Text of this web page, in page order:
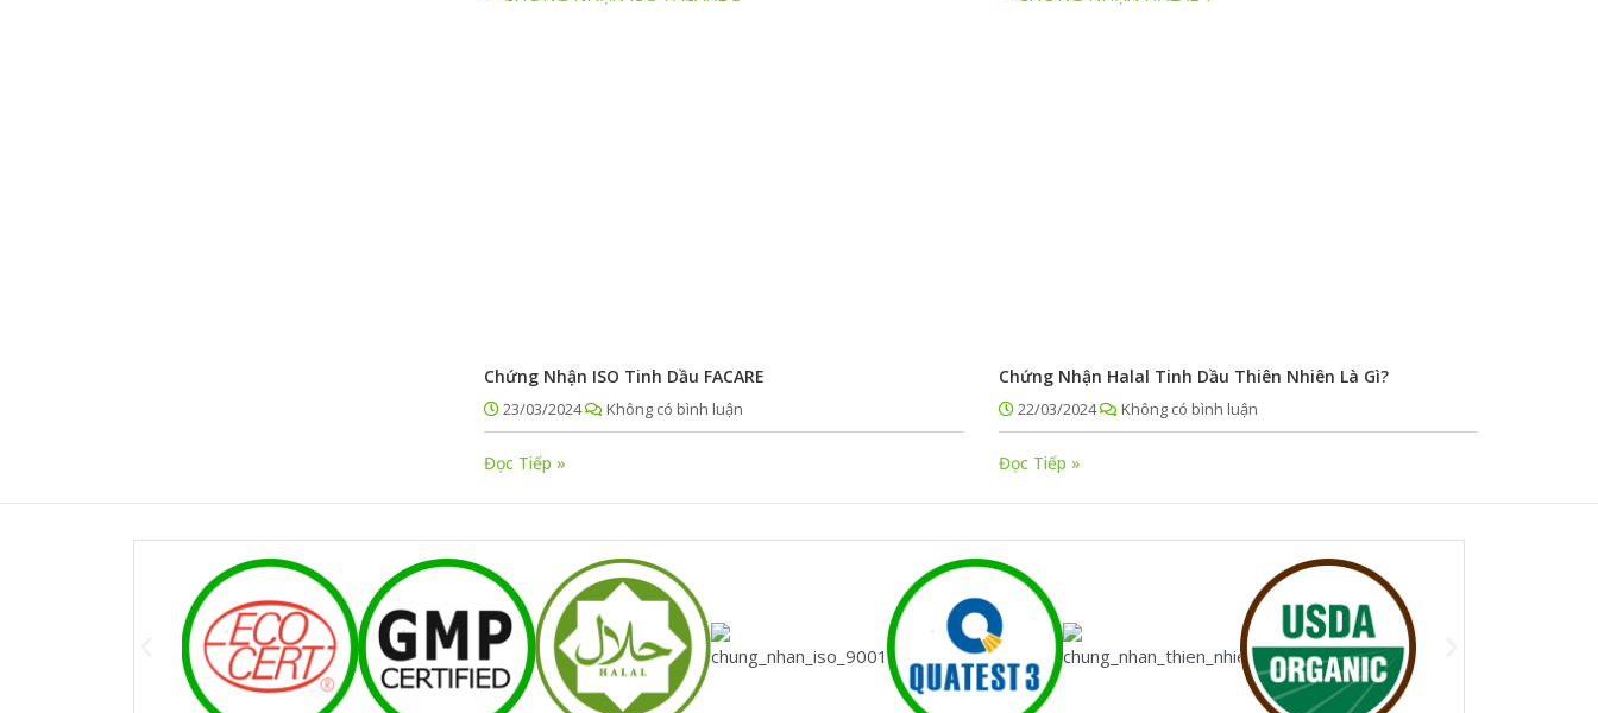
Chứng Nhận ISO Tinh Dầu FACARE
23/03/2024 Không có bình luận
Đọc Tiếp »
Chứng Nhận Halal Tinh Dầu Thiên Nhiên Là Gì?
22/03/2024 Không có bình luận
Đọc Tiếp »